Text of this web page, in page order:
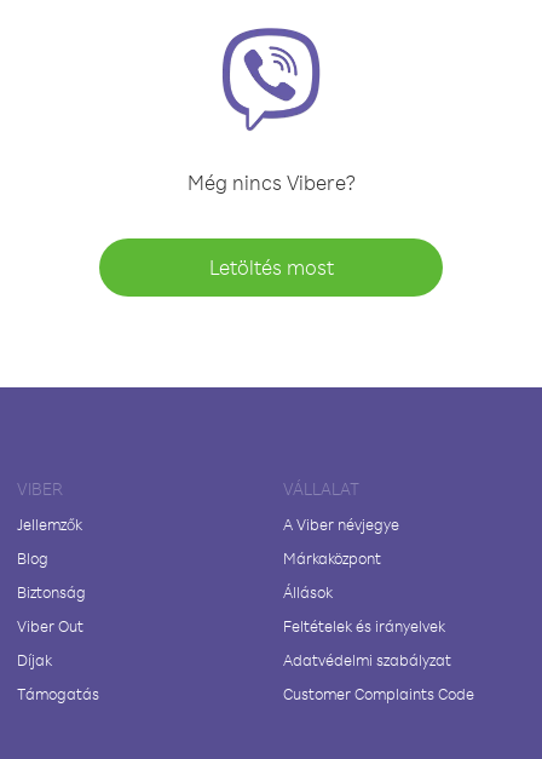
Még nincs Vibere?
Letöltés most
VIBER
Jellemzők
Blog
Biztonság
Viber Out
Díjak
Támogatás
VÁLLALAT
A Viber névjegye
Márkaközpont
Állások
Feltételek és irányelvek
Adatvédelmi szabályzat
Customer Complaints Code